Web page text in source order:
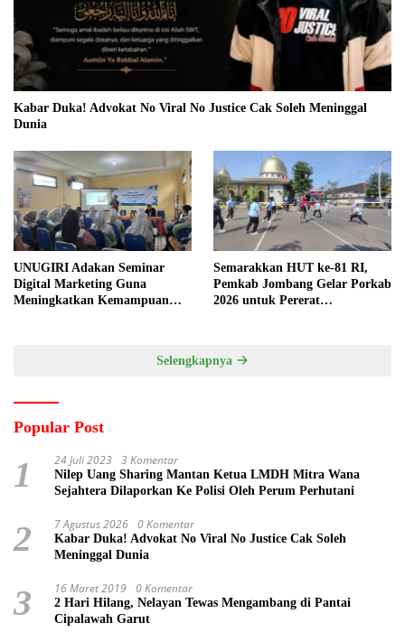
Kabar Duka! Advokat No Viral No Justice Cak Soleh Meninggal
Dunia
UNUGIRI Adakan Seminar
Digital Marketing Guna
Meningkatkan Kemampuan
Semarakkan HUT ke-81 RI,
Pemkab Jombang Gelar Porkab
2026 untuk Pererat
Selengkapnya
Popular Post
1 24 Juli 2023 3 Komentar
Nilep Uang Sharing Mantan Ketua LMDH Mitra Wana
Sejahtera Dilaporkan Ke Polisi Oleh Perum Perhutani
2 7 Agustus 2026 0 Komentar
Kabar Duka! Advokat No Viral No Justice Cak Soleh
Meninggal Dunia
3 16 Maret 2019 0 Komentar
2 Hari Hilang, Nelayan Tewas Mengambang di Pantai
Cipalawah Garut